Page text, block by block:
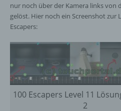
nur noch über der Kamera links von
gelöst. Hier noch ein Screenshot zur
Escapers:
100 Escapers Level 11
2